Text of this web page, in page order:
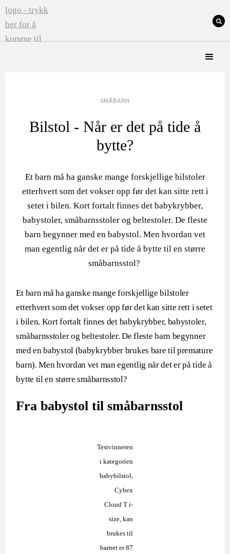
SMÅBARN
Bilstol - Når er det på tide å
bytte?
Et barn må ha ganske mange forskjellige bilstoler
etterhvert som det vokser opp før det kan sitte rett i
setet i bilen. Kort fortalt finnes det babykrybber,
babystoler, småbarnsstoler og beltestoler. De fleste
barn begynner med en babystol. Men hvordan vet
man egentlig når det er på tide å bytte til en større
småbarnsstol?
Et barn må ha ganske mange forskjellige bilstoler
etterhvert som det vokser opp før det kan sitte rett i setet
i bilen. Kort fortalt finnes det babykrybber, babystoler,
småbarnsstoler og beltestoler. De fleste barn begynner
med en babystol (babykrybber brukes bare til premature
barn). Men hvordan vet man egentlig når det er på tide å
bytte til en større småbarnsstol?
Fra babystol til småbarnsstol
Testvinneren
i kategorien
babybilstol,
Cybex
Cloud T i-
size, kan
brukes til
barnet er 87